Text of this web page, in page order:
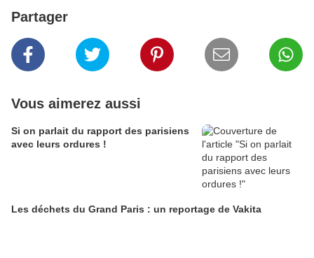
Partager
Vous aimerez aussi
Si on parlait du rapport des parisiens
avec leurs ordures !
Les déchets du Grand Paris : un reportage de Vakita